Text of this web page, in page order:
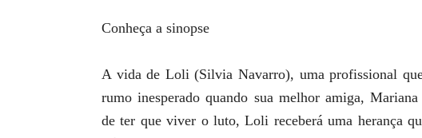
Conheça a sinopse
A vida de Loli (Silvia Navarro), uma profissional
rumo inesperado quando sua melhor amiga,
de ter que viver o luto, Loli receberá uma herança